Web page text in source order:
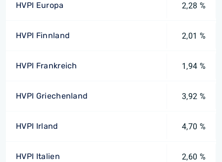
HVPI Europa 2,28 %
HVPI Finnland 2,01 %
HVPI Frankreich 1,94 %
HVPI Griechenland 3,92 %
HVPI Irland 4,70 %
HVPI Italien 2,60 %